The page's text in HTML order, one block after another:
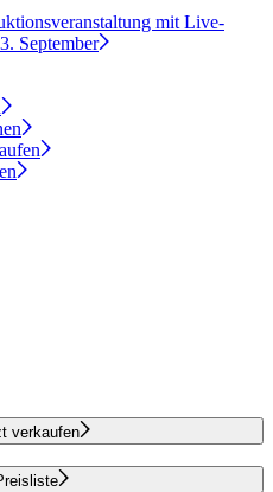
mit Live-
September
verkaufen